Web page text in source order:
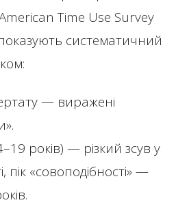
Time Use Survey
систематичний
— виражені
років) — різкий зсув у
пік «совоподібності» —